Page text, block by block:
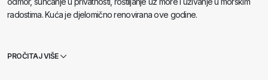
radostima. Kuća je djelomično renovirana ove godine.
PROČITAJ VIŠE